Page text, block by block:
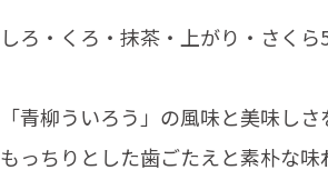
しろ・くろ・抹茶・上がり・さく
「青柳ういろう」の風味と美味し
もっちりとした歯ごたえと素朴な味